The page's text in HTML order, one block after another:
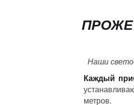
Наши
Каждый
метров.